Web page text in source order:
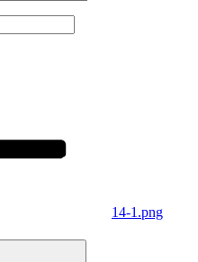
14-1.png